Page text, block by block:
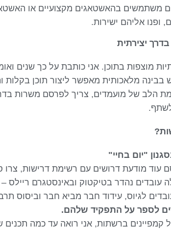
משתמשים בהאשטאגים מקצועיים או
ופנו אליהם ישירות.
יצירתית
מוצפות בתוכן. אני כותבת על כך שנים
בבינה מלאכותית מאפשר ליצור תוכן בקלות
הלב של מועמדים, צריך לפרסם משרות
?
"יום בחיי"
עוד מודעת דרושים עם רשימת דרישות, צרו
עובדים נהדר בטיקטוק ובאינסטגרם ריילס
לגיוס, עידוד חבר מביא חבר וביסוס
לספר על התפקיד שלהם.
קמפיינים ברשתות, אני רואה עד כמה